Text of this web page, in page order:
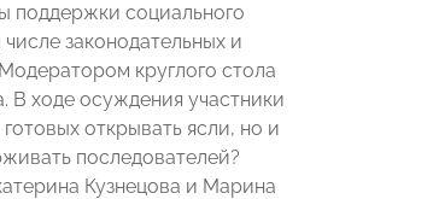
поддержки социального
законодательных и
круглого стола
ходе осуждения участники
открывать ясли, но и
последователей?
Кузнецова и Марина